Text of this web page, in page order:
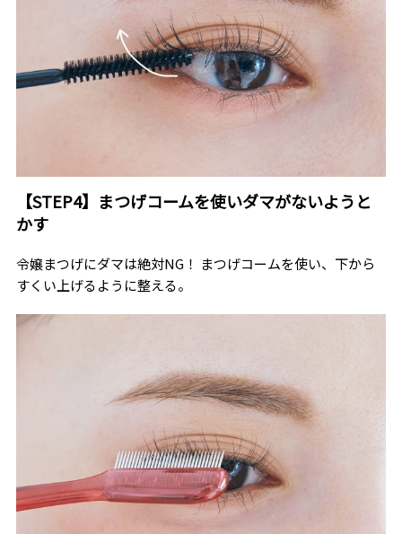
【STEP4】まつげコームを使いダマがないようと
かす
令嬢まつげにダマは絶対NG！ まつげコームを使い、下から
すくい上げるように整える。